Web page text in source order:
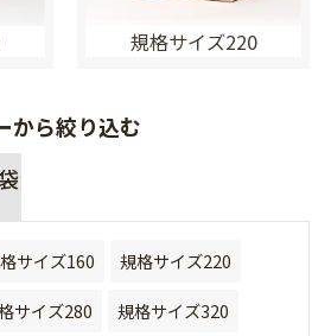
規格サイズ220
から絞り込む
サイズ160
規格サイズ220
サイズ280 規格サイズ320